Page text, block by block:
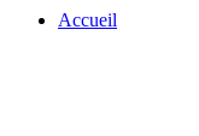
Accueil